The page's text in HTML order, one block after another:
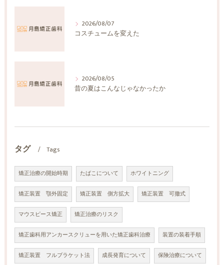
2026/08/07
コスチュームを変えた
2026/08/05
昔の夏はこんなじゃなかったか
タグ Tags
矯正治療の開始時期 たばこについて ホワイトニング
矯正装置 顎外固定 矯正装置 側方拡大 矯正装置 可撤式
マウスピース矯正 矯正治療のリスク
矯正歯科用アンカースクリューを用いた矯正歯科治療 装置の装着手順
矯正装置 フルブラケット法 成長発育について 保険治療について